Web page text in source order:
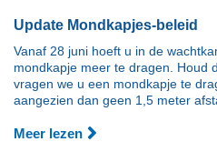
Update Mondkapjes-beleid
Vanaf 28 juni hoeft u in de
mondkapje meer te dragen. Houd
vragen we u een mondkapje te
aangezien dan geen 1,5 meter
Meer lezen